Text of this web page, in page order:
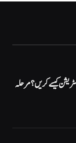
کیسے کریں؟ مرحلہ